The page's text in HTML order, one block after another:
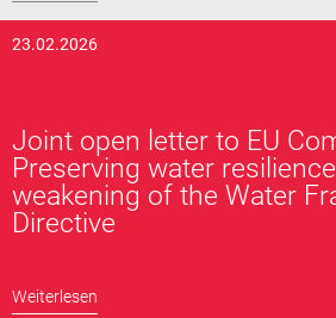
23.02.2026
Joint open letter to EU
Preserving water
weakening of the Water
Directive
Weiterlesen